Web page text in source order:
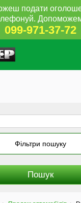
подати
099-971-37-72
Фільтри пошуку